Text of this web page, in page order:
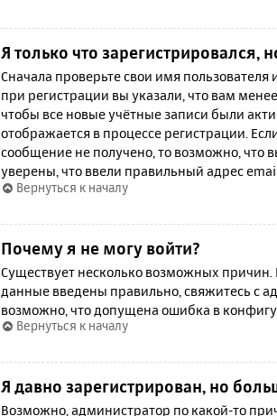
Я только что зарегистрировался,
Сначала проверьте свои имя
при регистрации вы указали, что вам
чтобы все новые учётные записи были
отображается в процессе регистрации.
сообщение не получено, то возможно, что
уверены, что ввели правильный адрес
Вернуться к началу
Почему я не могу войти?
Существует несколько возможных причин.
данные введены правильно, свяжитесь с
возможно, что допущена ошибка в
Вернуться к началу
Я давно зарегистрирован, но
Возможно, администратор по какой-то